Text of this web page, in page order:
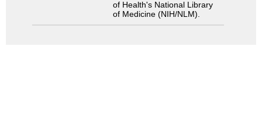
of Health's National Library
of Medicine (NIH/NLM).